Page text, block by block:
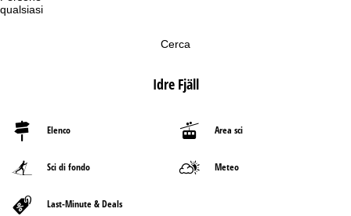
qualsiasi
Cerca
Idre Fjäll
Elenco Area sci
Sci di fondo Meteo
Last-Minute & Deals